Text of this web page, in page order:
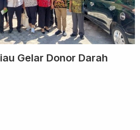
Gelar Donor Darah